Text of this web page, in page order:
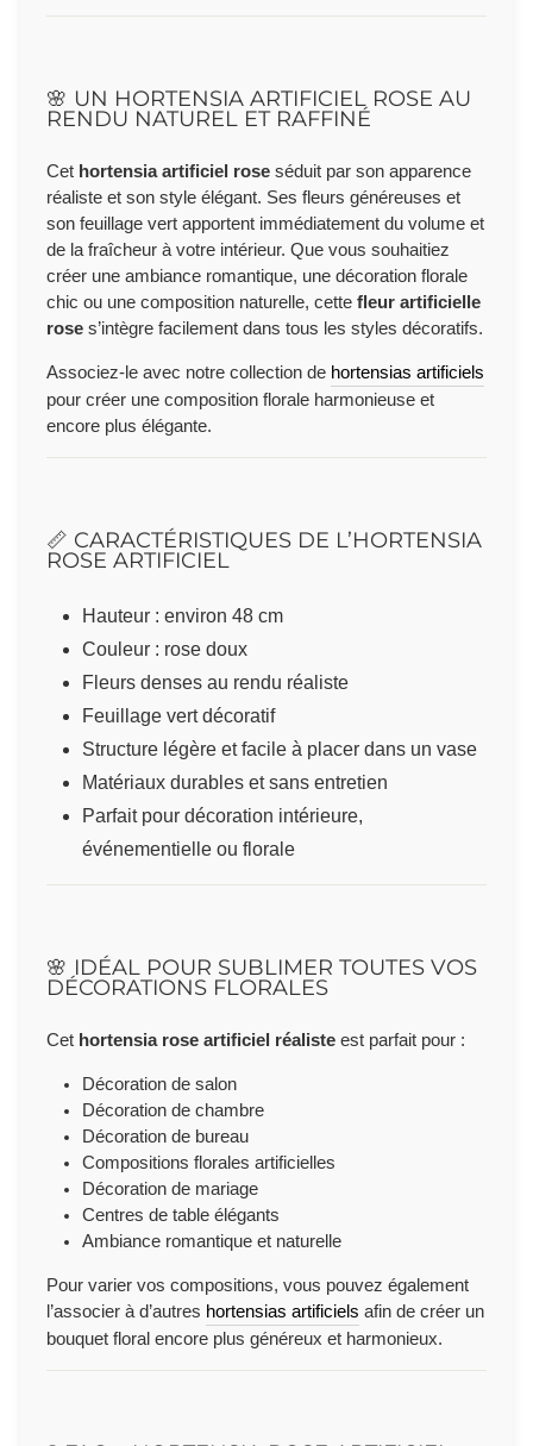
🌸 UN HORTENSIA ARTIFICIEL ROSE AU
RENDU NATUREL ET RAFFINÉ
Cet hortensia artificiel rose séduit par son apparence
réaliste et son style élégant. Ses fleurs généreuses et
son feuillage vert apportent immédiatement du volume et
de la fraîcheur à votre intérieur. Que vous souhaitiez
créer une ambiance romantique, une décoration florale
chic ou une composition naturelle, cette fleur artificielle
rose s’intègre facilement dans tous les styles décoratifs.
Associez-le avec notre collection de hortensias artificiels
pour créer une composition florale harmonieuse et
encore plus élégante.
📏 CARACTÉRISTIQUES DE L’HORTENSIA
ROSE ARTIFICIEL
Hauteur : environ 48 cm
Couleur : rose doux
Fleurs denses au rendu réaliste
Feuillage vert décoratif
Structure légère et facile à placer dans un vase
Matériaux durables et sans entretien
Parfait pour décoration intérieure,
événementielle ou florale
🌸 IDÉAL POUR SUBLIMER TOUTES VOS
DÉCORATIONS FLORALES
Cet hortensia rose artificiel réaliste est parfait pour :
Décoration de salon
Décoration de chambre
Décoration de bureau
Compositions florales artificielles
Décoration de mariage
Centres de table élégants
Ambiance romantique et naturelle
Pour varier vos compositions, vous pouvez également
l’associer à d’autres hortensias artificiels afin de créer un
bouquet floral encore plus généreux et harmonieux.